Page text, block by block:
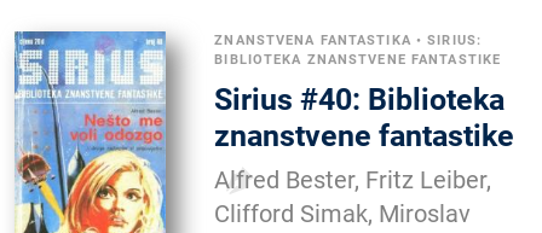
ZNANSTVENA FANTASTIKA •SIRIUS:
BIBLIOTEKA ZNANSTVENE FANTASTIKE
Sirius #40: Biblioteka
znanstvene fantastike
Alfred Bester, Fritz Leiber,
Clifford Simak, Miroslav